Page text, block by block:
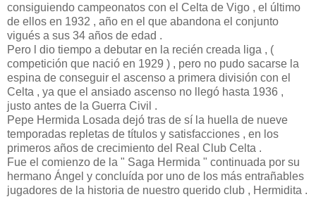
consiguiendo campeonatos con el Celta de Vigo , el último
de ellos en 1932 , año en el que abandona el conjunto
vigués a sus 34 años de edad .
Pero l dio tiempo a debutar en la recién creada liga , (
competición que nació en 1929 ) , pero no pudo sacarse la
espina de conseguir el ascenso a primera división con el
Celta , ya que el ansiado ascenso no llegó hasta 1936 ,
justo antes de la Guerra Civil .
Pepe Hermida Losada dejó tras de sí la huella de nueve
temporadas repletas de títulos y satisfacciones , en los
primeros años de crecimiento del Real Club Celta .
Fue el comienzo de la " Saga Hermida " continuada por su
hermano Ángel y concluída por uno de los más entrañables
jugadores de la historia de nuestro querido club , Hermidita .